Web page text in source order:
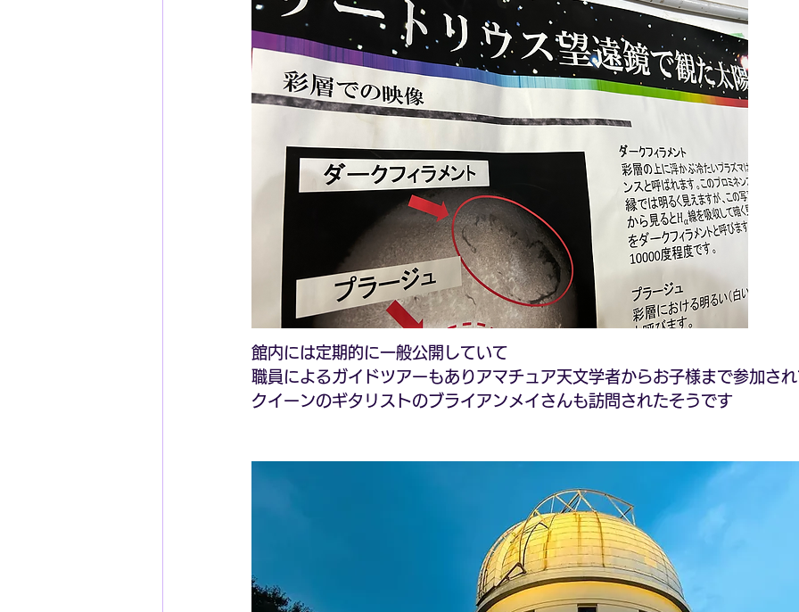
館内には定期的に一般公開していて
職員によるガイドツアーもありアマチュア天文学者からお子様まで参加さ
クイーンのギタリストのブライアンメイさんも訪問されたそうです